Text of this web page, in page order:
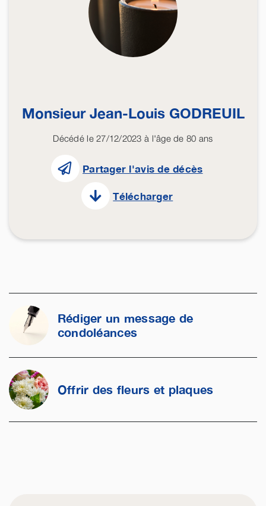
Monsieur Jean-Louis GODREUIL
Décédé le 27/12/2023 à l'âge de 80 ans
Partager l'avis de décès
Télécharger
Rédiger un message de
condoléances
Offrir des fleurs et plaques